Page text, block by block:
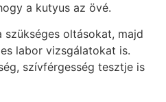
a kutyus az övé.
oltásokat, majd
labor vizsgálatokat is.
szívférgesség tesztje is